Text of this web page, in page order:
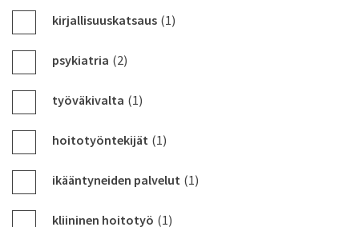
kirjallisuuskatsaus (1)
psykiatria (2)
työväkivalta (1)
hoitotyöntekijät (1)
ikääntyneiden palvelut (1)
kliininen hoitotyö (1)